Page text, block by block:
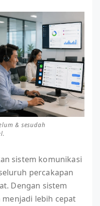
& sesudah
sistem komunikasi
percakapan
Dengan sistem
lebih cepat